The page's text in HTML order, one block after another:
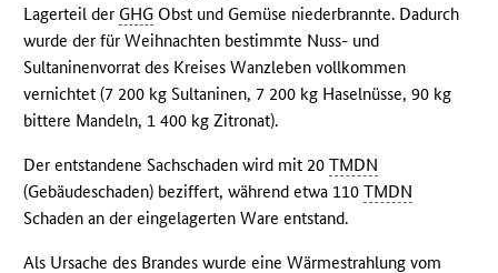
Lagerteil der GHG Obst und Gemüse niederbrannte. Dadurch
wurde der für Weihnachten bestimmte Nuss- und
Sultaninenvorrat des Kreises Wanzleben vollkommen
vernichtet (7 200 kg Sultaninen, 7 200 kg Haselnüsse, 90 kg
bittere Mandeln, 1 400 kg Zitronat).
Der entstandene Sachschaden wird mit 20TMDN
(Gebäudeschaden) beziffert, während etwa 110TMDN
Schaden an der eingelagerten Ware entstand.
Als Ursache des Brandes wurde eine Wärmestrahlung vom